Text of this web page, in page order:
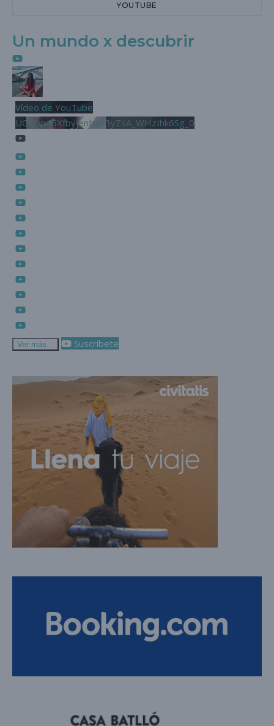
YOUTUBE
Un mundo x descubrir
Vídeo de YouTube
UCjL9q46XfbyjentnzI3yZsA_WHzIhk6Sg_0
Ver más... Suscríbete